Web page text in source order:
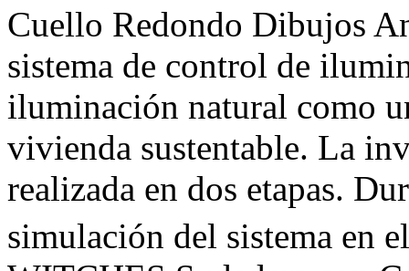
Cuello Redondo Dibujos
sistema de control de
iluminación natural como
vivienda sustentable. La
realizada en dos etapas.
simulación del sistema en